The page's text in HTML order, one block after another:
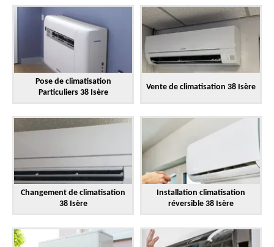
Pose de climatisation
Particuliers 38 Isère
Vente de climatisation 38 Isère
Changement de climatisation
38 Isère
Installation climatisation
réversible 38 Isère